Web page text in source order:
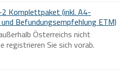
2 Komplettpaket (inkl. A4-
Befundungsempfehlung ETM)
Österreichs nicht
registrieren Sie sich vorab.